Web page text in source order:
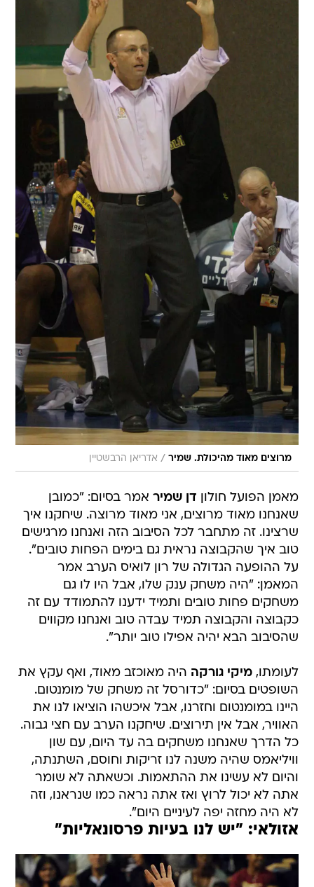
מרוצים מאוד מהיכולת. שמיר / אדריאן הרבשטיין
מאמן הפועל חולון דן שמיר אמר בסיום: "כמובן
שאנחנו מאוד מרוצים, אני מאוד מרוצה. שיחקנו איך
שרצינו. זה מתחבר לכל הסיבוב הזה ואנחנו מרגישים
טוב איך שהקבוצה נראית גם בימים הפחות טובים".
על ההופעה הגדולה של רון לואיס הערב אמר
המאמן: "היה משחק ענק שלו, אבל היו לו גם
משחקים פחות טובים ותמיד ידענו להתמודד עם זה
כקבוצה והקבוצה תמיד עבדה טוב ואנחנו מקווים
שהסיבוב הבא יהיה אפילו טוב יותר".
לעומתו,מיקי גורקה היה מאוכזב מאוד, ואף עקץ את
השופטים בסיום: "כדורסל זה משחק של מומנטום.
היינו במומנטום וחזרנו, אבל איכשהו הוציאו לנו את
האוויר, אבל אין תירוצים. שיחקנו הערב עם חצי גבוה.
כל הדרך שאנחנו משחקים בה עד היום, עם שון
וויליאמס שהיה משנה לנו זריקות וחוסם, השתנתה,
והיום לא עשינו את ההתאמות. וכשאתה לא שומר
אתה לא יכול לרוץ ואז אתה נראה כמו שנראנו, וזה
לא היה מחזה יפה לעיניים היום".
אזולאי: "יש לנו בעיות פרסונאליות"